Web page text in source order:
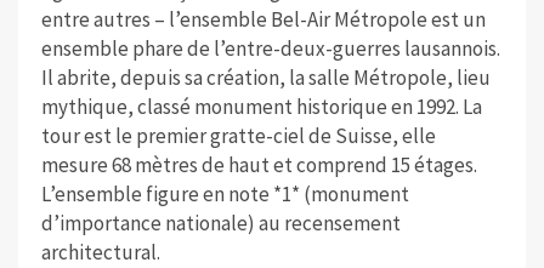
entre autres – l’ensemble Bel-Air Métropole est un
ensemble phare de l’entre-deux-guerres lausannois.
Il abrite, depuis sa création, la salle Métropole, lieu
mythique, classé monument historique en 1992. La
tour est le premier gratte-ciel de Suisse, elle
mesure 68 mètres de haut et comprend 15 étages.
L’ensemble figure en note *1* (monument
d’importance nationale) au recensement
architectural.